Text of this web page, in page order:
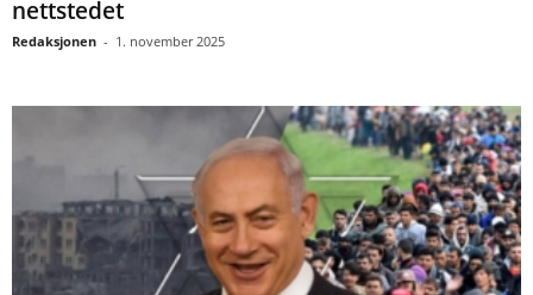
nettstedet
Redaksjonen - 1. november 2025